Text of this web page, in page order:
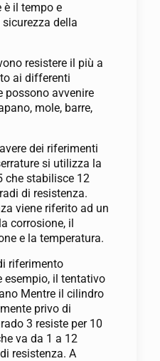
è il tempo e
della
resistere il più a
ai differenti
possono avvenire
mole, barre,
dei riferimenti
si utilizza la
che stabilisce 12
di resistenza.
viene riferito ad un
corrosione, il
e la temperatura.
riferimento
esempio, il tentativo
Mentre il cilindro
privo di
3 resiste per 10
va da 1 a 12
resistenza. A